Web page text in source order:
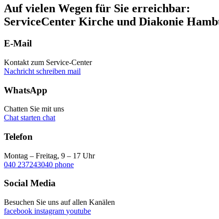
Auf vielen Wegen für Sie erreichbar:
ServiceCenter Kirche und Diakonie
E-Mail
Kontakt zum Service-Center
Nachricht schreiben mail
WhatsApp
Chatten Sie mit uns
Chat starten chat
Telefon
Montag – Freitag, 9 – 17 Uhr
040 237243040 phone
Social Media
Besuchen Sie uns auf allen Kanälen
facebook instagram youtube